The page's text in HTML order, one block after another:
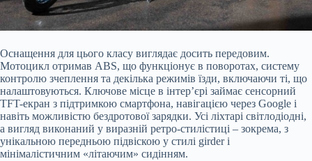
Оснащення для цього класу виглядає досить передовим.
Мотоцикл отримав ABS, що функціонує в поворотах, систему
контролю зчеплення та декілька режимів їзди, включаючи ті, що
налаштовуються. Ключове місце в інтер’єрі займає сенсорний
TFT-екран з підтримкою смартфона, навігацією через Google і
навіть можливістю бездротової зарядки. Усі ліхтарі світлодіодні,
а вигляд виконаний у виразній ретро-стилістиці – зокрема, з
унікальною передньою підвіскою у стилі girder і
мінімалістичним «літаючим» сидінням.